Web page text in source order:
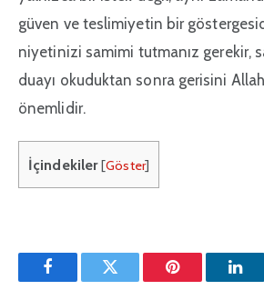
güven ve teslimiyetin bir
niyetinizi samimi tutmanız gerekir,
duayı okuduktan sonra gerisini
önemlidir.
İçindekiler [Göster]
FacebookTwitter Pinterest'in